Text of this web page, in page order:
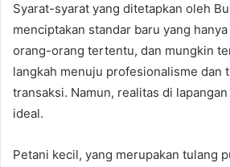
Syarat-syarat yang ditetapkan oleh
menciptakan standar baru yang
orang-orang tertentu, dan mungkin
langkah menuju profesionalisme dan
transaksi. Namun, realitas di
ideal.
Petani kecil, yang merupakan tulang